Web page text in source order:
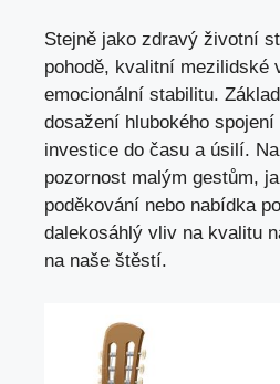
Stejně jako zdravý životní
pohodě, kvalitní mezilidské
emocionální stabilitu.
dosažení hlubokého
investice do času a úsilí.
pozornost malým gestům,
poděkování nebo nabídka
dalekosáhlý vliv na kvalitu
na naše štěstí.